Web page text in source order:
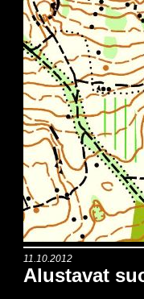
11.10.2012
Alustavat